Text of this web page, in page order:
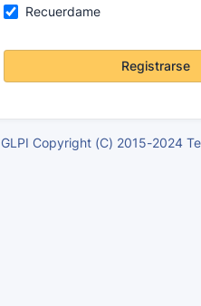
Recuerdame
Registrarse
GLPI Copyright (C) 2015-2024